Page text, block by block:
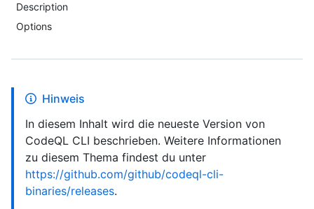
Description
Options
Hinweis
In diesem Inhalt wird die neueste Version von
CodeQL CLI beschrieben. Weitere Informationen
zu diesem Thema findest du unter
https://github.com/github/codeql-cli-
binaries/releases.